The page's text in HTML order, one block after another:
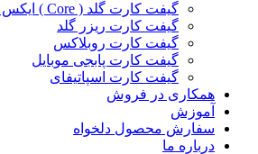
گیفت کارت گلد ( Core ) ایکس باکس
گیفت کارت ریزر گلد
گیفت کارت روبلاکس
گیفت کارت پابجی موبایل
گیفت کارت اسپاتیفای
همکاری در فروش
آموزش
سفارش محصول دلخواه
درباره ما